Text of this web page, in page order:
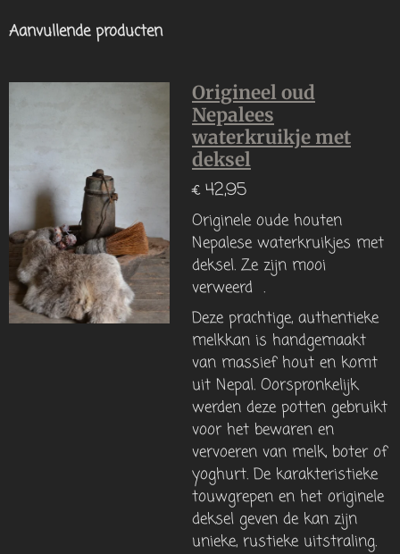
Aanvullende producten
Origineel oud
Nepalees
waterkruikje met
deksel
€ 42,95
Originele oude houten
Nepalese waterkruikjes met
deksel. Ze zijn mooi
verweerd .
Deze prachtige, authentieke
melkkan is handgemaakt
van massief hout en komt
uit Nepal. Oorspronkelijk
werden deze potten gebruikt
voor het bewaren en
vervoeren van melk, boter of
yoghurt. De karakteristieke
touwgrepen en het originele
deksel geven de kan zijn
unieke, rustieke uitstraling.